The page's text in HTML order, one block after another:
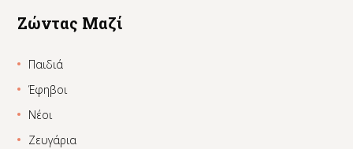
Ζώντας Μαζί
Παιδιά
Έφηβοι
Νέοι
Ζευγάρια